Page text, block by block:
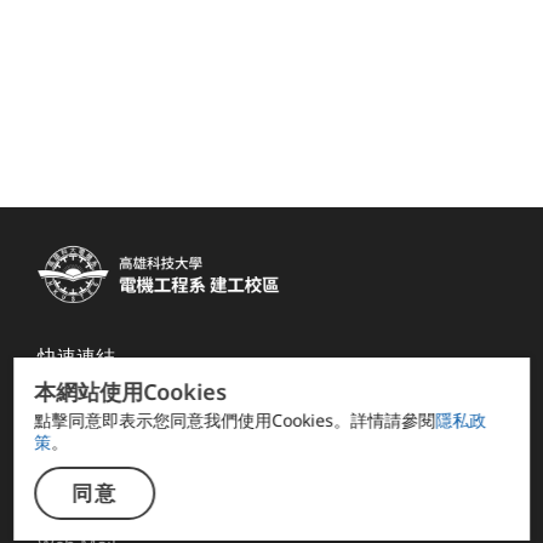
快速連結
系友會 FB
電資學院
計網中心
智慧自動化系統碩士班
本網站使用Cookies
點擊同意即表示您同意我們使用Cookies。詳情請參閱隱私政
策。
同意